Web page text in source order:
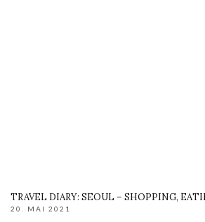
TRAVEL DIARY: SEOUL – SHOPPING,
20. MAI 2021